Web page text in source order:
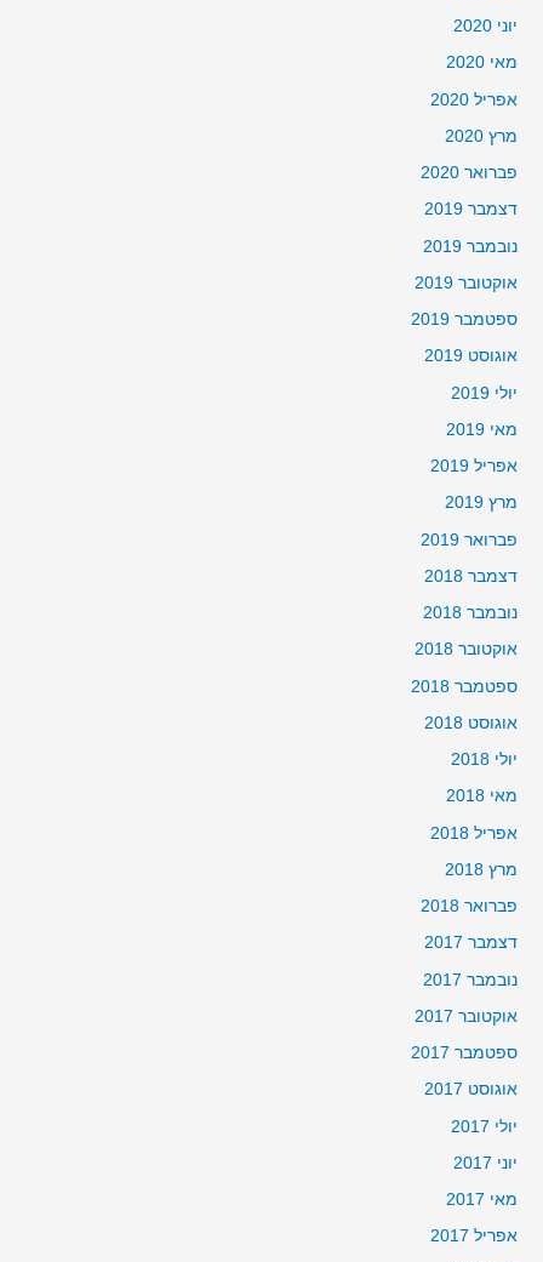
יוני 2020
מאי 2020
אפריל 2020
מרץ 2020
פברואר 2020
דצמבר 2019
נובמבר 2019
אוקטובר 2019
ספטמבר 2019
אוגוסט 2019
יולי 2019
מאי 2019
אפריל 2019
מרץ 2019
פברואר 2019
דצמבר 2018
נובמבר 2018
אוקטובר 2018
ספטמבר 2018
אוגוסט 2018
יולי 2018
מאי 2018
אפריל 2018
מרץ 2018
פברואר 2018
דצמבר 2017
נובמבר 2017
אוקטובר 2017
ספטמבר 2017
אוגוסט 2017
יולי 2017
יוני 2017
מאי 2017
אפריל 2017